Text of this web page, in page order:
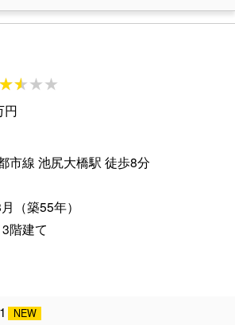
円
市線 池尻大橋駅 徒歩8分
（築55年）
階建て